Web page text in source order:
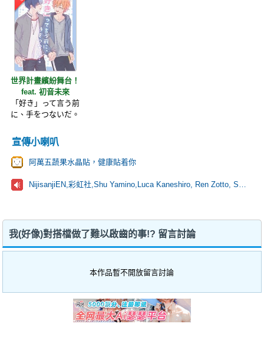
世界計畫繽紛舞台！
feat. 初音未來
「好き」って言う前
に、手をつないだ。
宣傳小喇叭
阿萬五蔬果水晶貼，健康貼着你
我(好像)對搭檔做了難以啟齒的事!? 留言討論
本作品暫不開放留言討論